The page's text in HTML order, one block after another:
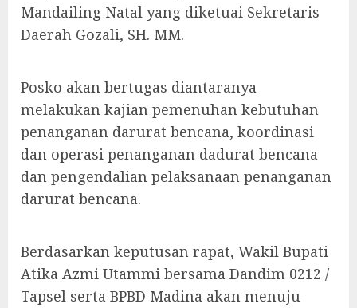
Mandailing Natal yang diketuai Sekretaris
Daerah Gozali, SH. MM.
Posko akan bertugas diantaranya
melakukan kajian pemenuhan kebutuhan
penanganan darurat bencana, koordinasi
dan operasi penanganan dadurat bencana
dan pengendalian pelaksanaan penanganan
darurat bencana.
Berdasarkan keputusan rapat, Wakil Bupati
Atika Azmi Utammi bersama Dandim 0212 /
Tapsel serta BPBD Madina akan menuju